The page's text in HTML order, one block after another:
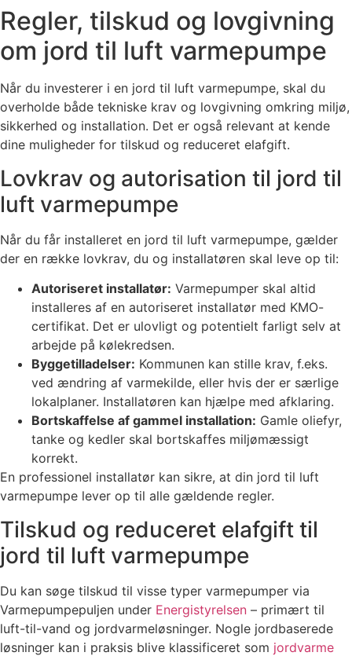
Regler, tilskud og lovgivning
om jord til luft varmepumpe
Når du investerer i en jord til luft varmepumpe, skal du
overholde både tekniske krav og lovgivning omkring miljø,
sikkerhed og installation. Det er også relevant at kende
dine muligheder for tilskud og reduceret elafgift.
Lovkrav og autorisation til jord til
luft varmepumpe
Når du får installeret en jord til luft varmepumpe, gælder
der en række lovkrav, du og installatøren skal leve op til:
Autoriseret installatør: Varmepumper skal altid
installeres af en autoriseret installatør med KMO-
certifikat. Det er ulovligt og potentielt farligt selv at
arbejde på kølekredsen.
Byggetilladelser: Kommunen kan stille krav, f.eks.
ved ændring af varmekilde, eller hvis der er særlige
lokalplaner. Installatøren kan hjælpe med afklaring.
Bortskaffelse af gammel installation: Gamle oliefyr,
tanke og kedler skal bortskaffes miljømæssigt
korrekt.
En professionel installatør kan sikre, at din jord til luft
varmepumpe lever op til alle gældende regler.
Tilskud og reduceret elafgift til
jord til luft varmepumpe
Du kan søge tilskud til visse typer varmepumper via
Varmepumpepuljen under Energistyrelsen – primært til
luft-til-vand og jordvarmeløsninger. Nogle jordbaserede
løsninger kan i praksis blive klassificeret som jordvarme